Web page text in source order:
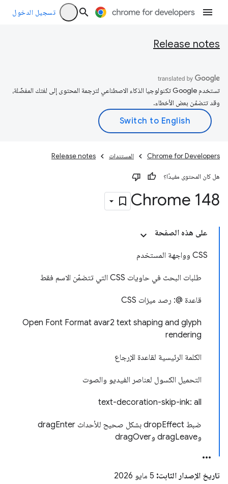
تسجيل الدخول
Release notes
تستخدم Google تكنولوجيا الذكاء الاصطناعي لترجمة المحتوى إلى لغتك المفضّلة،
وقد تتضمّن بعض الأخطاء.
Chrome for Developers المستندات Release notes
هل كان المحتوى مفيدًا؟
‫Chrome 148
على هذه الصفحة
CSS وواجهة المستخدم
طلبات البحث في حاويات CSS التي تتضمّن الاسم فقط
قاعدة @: رصد ميزات CSS
Open Font Format avar2 text shaping and glyph
rendering
الكلمة الرئيسية لقاعدة الإرجاع
التحميل الكسول لعناصر الفيديو والصوت
text-decoration-skip-ink: all
ضبط dropEffect بشكل صحيح للأحداث dragEnter
وdragLeave وdragOver
تاريخ الإصدار الثابت: